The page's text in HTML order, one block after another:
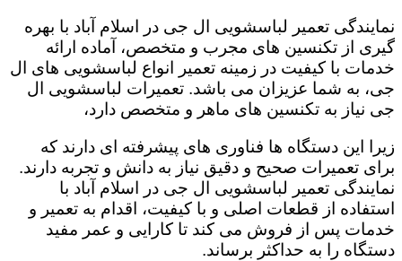
نمایندگی تعمیر لباسشویی ال جی در اسلام آباد با بهره
گیری از تکنسین های مجرب و متخصص، آماده ارائه
خدمات با کیفیت در زمینه تعمیر انواع لباسشویی های ال
جی، به شما عزیزان می باشد. تعمیرات لباسشویی ال
جی نیاز به تکنسین های ماهر و متخصص دارد،
زیرا این دستگاه ها فناوری های پیشرفته ای دارند که
برای تعمیرات صحیح و دقیق نیاز به دانش و تجربه دارند.
نمایندگی تعمیر لباسشویی ال جی در اسلام آباد با
استفاده از قطعات اصلی و با کیفیت، اقدام به تعمیر و
خدمات پس از فروش می کند تا کارایی و عمر مفید
دستگاه را به حداکثر برساند.